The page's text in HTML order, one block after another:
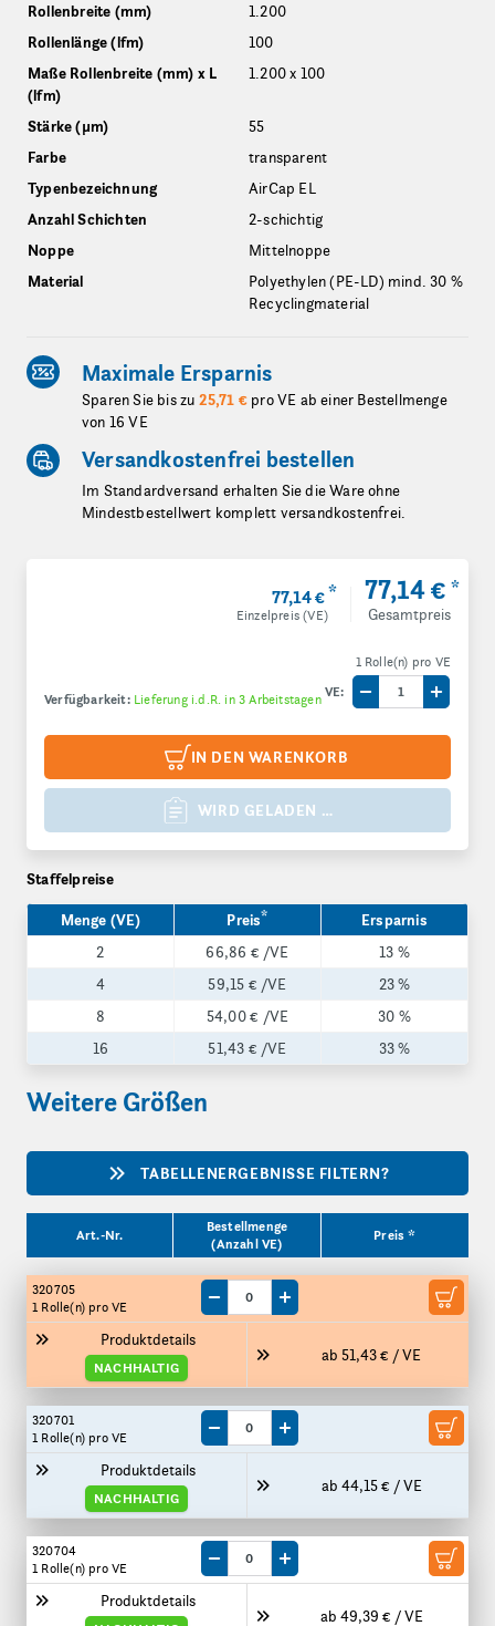
Rollenbreite (mm)
1.200
Rollenlänge (lfm)
100
Maße Rollenbreite (mm) x L
(lfm)
1.200 x 100
Stärke (µm)
55
Farbe
transparent
Typenbezeichnung
AirCap EL
Anzahl Schichten
2-schichtig
Noppe
Mittelnoppe
Material
Polyethylen (PE-LD) mind. 30 %
Recyclingmaterial
Maximale Ersparnis
Sparen Sie bis zu 25,71 € pro VE ab einer Bestellmenge
von 16 VE
Versandkostenfrei bestellen
Im Standardversand erhalten Sie die Ware ohne
Mindestbestellwert komplett versandkostenfrei.
77,14 €*
Einzelpreis (VE)
77,14 € *
Gesamtpreis
Verfügbarkeit: Lieferung i.d.R. in 3 Arbeitstagen
1 Rolle(n) pro VE
VE:
Menge um eine
Menge
IN DEN WARENKORB
WIRD GELADEN …
Staffelpreise
Menge (VE) Preis*
Ersparnis
2
66,86 € /VE
13 %
4
59,15 € /VE
23 %
8
54,00 € /VE
30 %
16
51,43 € /VE 33 %
Weitere Größen
TABELLENERGEBNISSE FILTERN?
Art.-Nr.
Bestellmenge
(Anzahl VE)
Preis *
320705
1 Rolle(n) pro VE
Produktdetails
NACHHALTIG
ab 51,43 € / VE
Menge um eine VE reduzieren
Menge um eine VE erhöhen
320701
1 Rolle(n) pro VE
Produktdetails
NACHHALTIG
ab 44,15 € / VE
Menge um eine VE reduzieren
Menge um eine VE erhöhen
320704
1 Rolle(n) pro VE
Produktdetails
ab 49,39 € / VE
Menge um eine VE reduzieren
Menge um eine VE erhöhen